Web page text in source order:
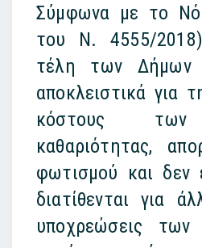
Σύμφωνα με το
του Ν. 4555/
τέλη των Δήμων
αποκλειστικά για
κόστους των
καθαριότητας,
φωτισμού και δεν
διατίθενται για
υποχρεώσεις